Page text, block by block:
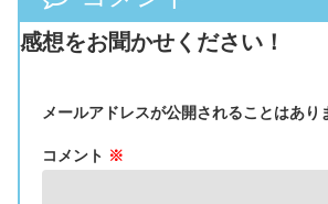
感想をお聞かせください！
メールアドレスが公開されることはあり
コメント ※